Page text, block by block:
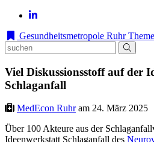
Gesundheitsmetropole Ruhr
Viel Diskussionsstoff auf der
Schlaganfall
MedEcon Ruhram 24. März 2025
Über 100 Akteure aus der
Ideenwerkstatt Schlaganfall des